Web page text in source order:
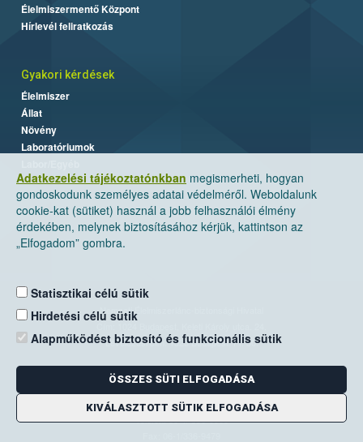
Adatkezelési tájékoztatónkban megismerheti, hogyan
gondoskodunk személyes adatai védelméről. Weboldalunk
cookie-kat (sütiket) használ a jobb felhasználói élmény
érdekében, melynek biztosításához kérjük, kattintson az
„Elfogadom” gombra.
Statisztikai célú sütik
Hirdetési célú sütik
Alapműködést biztosító és funkcionális sütik
ÖSSZES SÜTI ELFOGADÁSA
KIVÁLASZTOTT SÜTIK ELFOGADÁSA
Élelmiszermentő Központ
Hírlevél feliratkozás
Gyakori kérdések
Élelmiszer
Állat
Növény
Laboratóriumok
Nemzeti Élelmiszerlánc-biztonsági Hivatal
Levelezési cím: 1525 Budapest. Pf. 30.
E-mail:ugyfelszolgalat@nebih.gov.hu
Zöld szám: 06-80/263-244
Telefon: 06-1/ 336-9000